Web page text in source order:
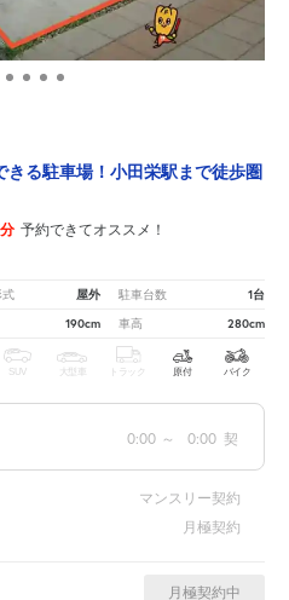
きる駐車場！小田栄駅まで徒歩圏
予約できてオススメ！
式 屋外 駐車台数 1台
190cm 車高 280cm
SUV 大型車 トラック 原付 バイク
0:00 ～ 0:00 契
マンスリー契約
月極契約
月極契約中